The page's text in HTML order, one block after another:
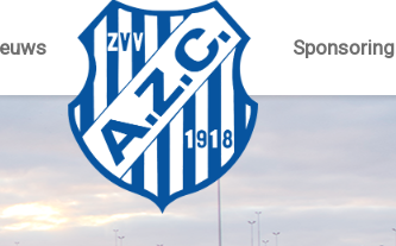
Sponsoring